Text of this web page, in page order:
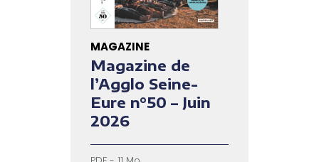
MAGAZINE
Magazine de
l’Agglo Seine-
Eure n°50 – Juin
2026